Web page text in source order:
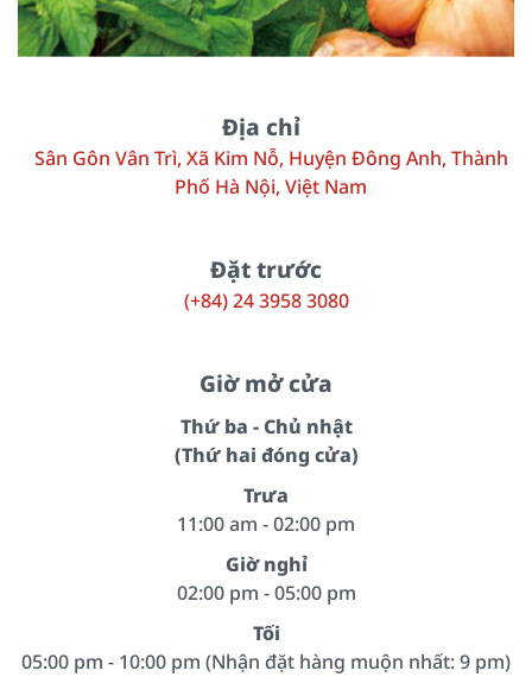
Địa chỉ
Sân Gôn Vân Trì, Xã Kim Nỗ, Huyện Đông Anh, Thành
Phố Hà Nội, Việt Nam
Đặt trước
(+84) 24 3958 3080
Giờ mở cửa
Thứ ba - Chủ nhật
(Thứ hai đóng cửa)
Trưa
11:00 am - 02:00 pm
Giờ nghỉ
02:00 pm - 05:00 pm
Tối
05:00 pm - 10:00 pm (Nhận đặt hàng muộn nhất: 9 pm)